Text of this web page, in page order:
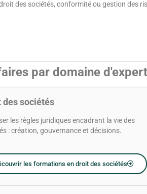
des sociétés, conformité ou gestion des
par domaine
des sociétés
les règles juridiques encadrant la vie des
: création, gouvernance et décisions.
les formations en droit des sociétés